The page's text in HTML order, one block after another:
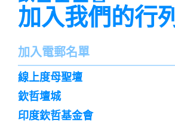
加入我們的行列
名
字
加入電郵名單
訌
閱
線上度母聖壇
欽哲壇城
印度欽哲基金會